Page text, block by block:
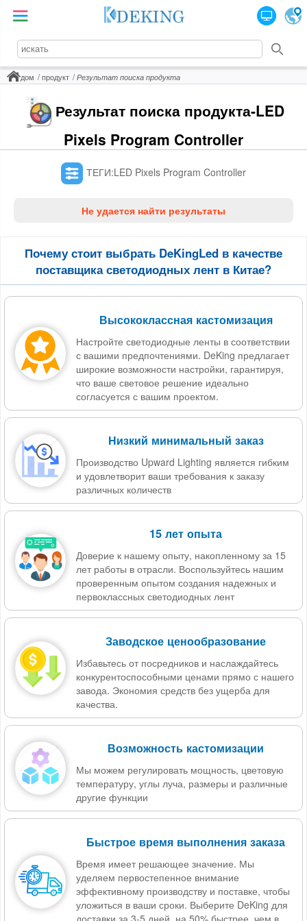
дом продукт Результат поиска продукта
Результат поиска продукта-LED
Pixels Program Controller
ТЕГИ:LED Pixels Program Controller
Не удается найти результаты
Почему стоит выбрать DeKingLed в качестве
поставщика светодиодных лент в Китае?
Высококлассная кастомизация
Настройте светодиодные ленты в соответствии
с вашими предпочтениями. DeKing предлагает
широкие возможности настройки, гарантируя,
что ваше световое решение идеально
согласуется с вашим проектом.
Низкий минимальный заказ
Производство Upward Lighting является гибким
и удовлетворит ваши требования к заказу
различных количеств
15 лет опыта
Доверие к нашему опыту, накопленному за 15
лет работы в отрасли. Воспользуйтесь нашим
проверенным опытом создания надежных и
первоклассных светодиодных лент
Заводское ценообразование
Избавьтесь от посредников и наслаждайтесь
конкурентоспособными ценами прямо с нашего
завода. Экономия средств без ущерба для
качества.
Возможность кастомизации
Мы можем регулировать мощность, цветовую
температуру, углы луча, размеры и различные
другие функции
Быстрое время выполнения заказа
Время имеет решающее значение. Мы
уделяем первостепенное внимание
эффективному производству и поставке, чтобы
уложиться в ваши сроки. Выберите DeKing для
доставки за 3-5 дней, на 50% быстрее, чем в